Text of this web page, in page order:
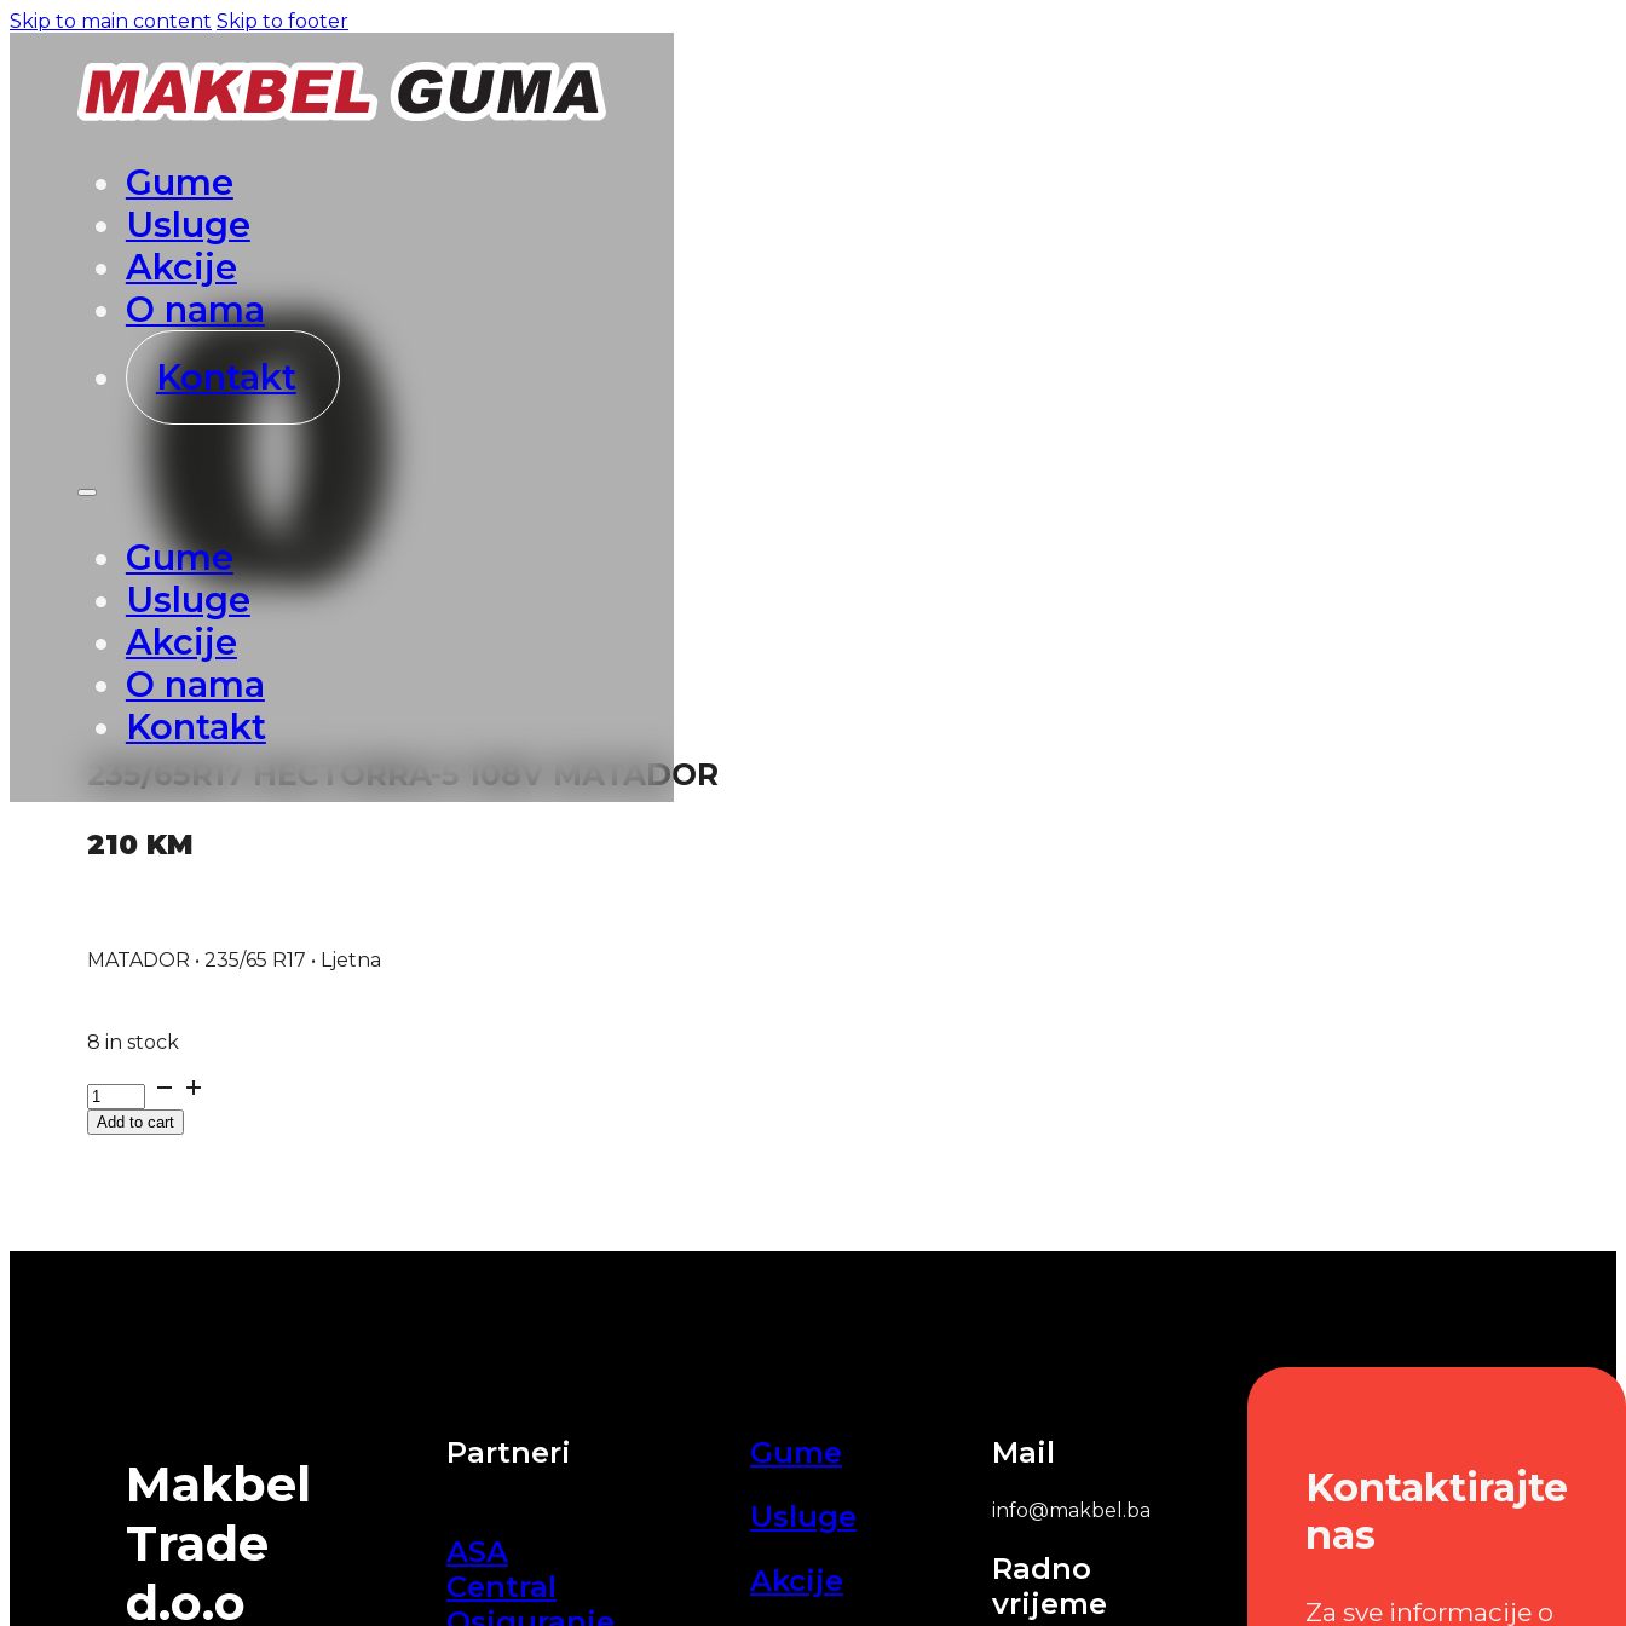
Skip to main content Skip to footer
Gume
Usluge
Akcije
O nama
Kontakt
Gume
Usluge
Akcije
O nama
Kontakt
235/65R17 HECTORRA-5 108V MATADOR
210 KM
MATADOR • 235/65 R17 • Ljetna
8 in stock
235/65R17
HECTORRA-
5Add to cart
Makbel
Trade
d.o.o
Partneri
ASA
Central
Gume
Usluge
Akcije
Mail
info@makbel.ba
Radno
vrijeme
Kontaktirajte
nas
Za sve informacije o